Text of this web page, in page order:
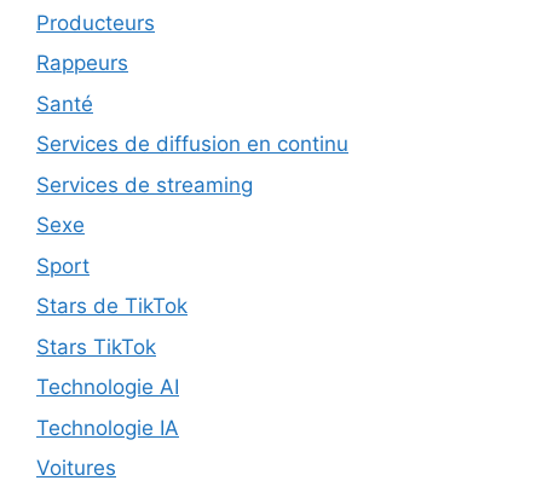
Producteurs
Rappeurs
Santé
Services de diffusion en continu
Services de streaming
Sexe
Sport
Stars de TikTok
Stars TikTok
Technologie AI
Technologie IA
Voitures